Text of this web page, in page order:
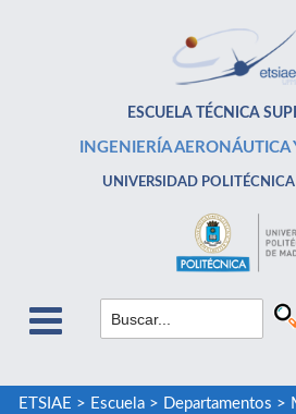
ESCUELA TÉCNICA
INGENIERÍA AERONÁUTICA
UNIVERSIDAD
ETSIAE > Escuela> Departamentos >